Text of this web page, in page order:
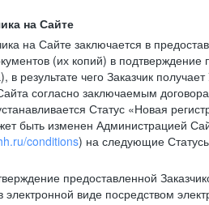
на Сайте
на Сайте заключается в
(их копий) в
в результате чего Заказчик
согласно заключаемым
Статус «Новая
быть изменен Администрацией
conditions) на следующие
предоставленной
виде посредством